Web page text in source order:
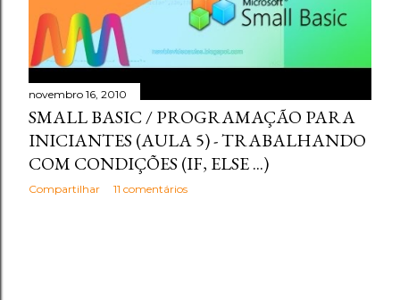
novembro 16, 2010
SMALL BASIC / PROGRAMAÇÃO PARA
INICIANTES (AULA 5) - TRABALHANDO
COM CONDIÇÕES (IF, ELSE ...)
Compartilhar 11 comentários